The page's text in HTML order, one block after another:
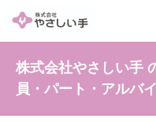
株式会社やさしい手
員・パート・アルバ